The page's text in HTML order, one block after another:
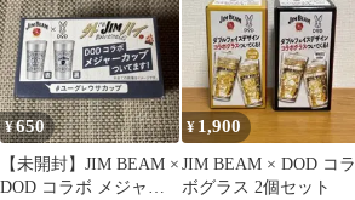
¥650
【未開封】JIM BEAM ×
DOD コラボ メジャー
¥ 1,900
JIM BEAM × DOD コラ
ボグラス 2個セット